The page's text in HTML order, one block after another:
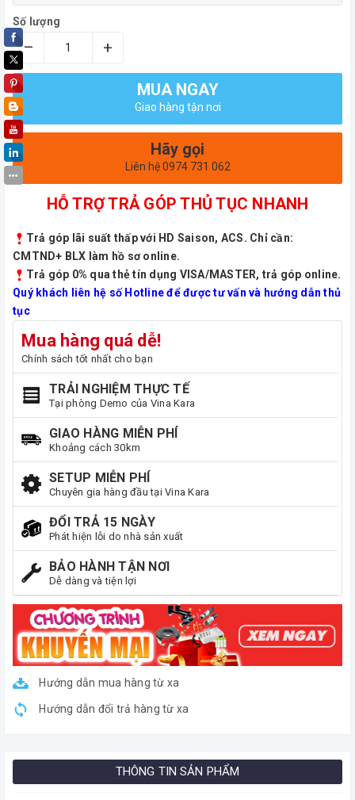
Số lượng
– +
MUA NGAY
Giao hàng tận nơi
Hãy gọi
Liên hệ 0974 731 062
HỖ TRỢ TRẢ GÓP THỦ TỤC NHANH
Trả góp lãi suất thấp với HD Saison, ACS. Chỉ cần:
CMTND+ BLX làm hồ sơ online.
Trả góp 0% qua thẻ tín dụng VISA/MASTER, trả góp online.
Quý khách liên hệ số Hotline để được tư vấn và hướng dẫn thủ
tục
Mua hàng quá dễ!
Chính sách tốt nhất cho bạn
TRẢI NGHIỆM THỰC TẾ
Tại phòng Demo của Vina Kara
GIAO HÀNG MIỄN PHÍ
Khoảng cách 30km
SETUP MIỄN PHÍ
Chuyên gia hàng đầu tại Vina Kara
ĐỔI TRẢ 15 NGÀY
Phát hiện lỗi do nhà sản xuất
BẢO HÀNH TẬN NƠI
Dễ dàng và tiện lợi
Hướng dẫn mua hàng từ xa
Hướng dẫn đổi trả hàng từ xa
THÔNG TIN SẢN PHẨM